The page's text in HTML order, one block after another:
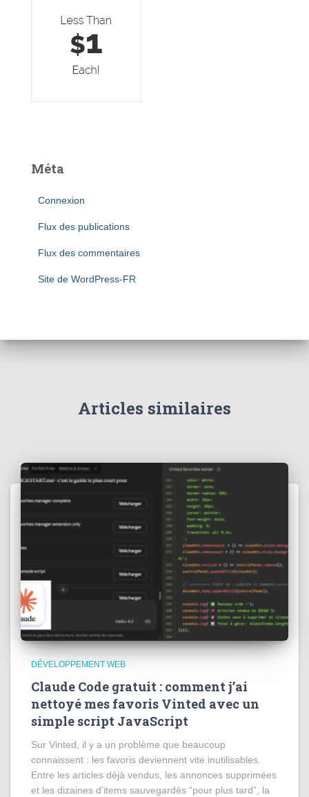
Méta
Connexion
Flux des publications
Flux des commentaires
Site de WordPress-FR
Articles similaires
DÉVELOPPEMENT WEB
Claude Code gratuit : comment j’ai
nettoyé mes favoris Vinted avec un
simple script JavaScript
Sur Vinted, il y a un problème que beaucoup
connaissent : les favoris deviennent vite inutilisables.
Entre les articles déjà vendus, les annonces supprimées
et les dizaines d’items sauvegardés “pour plus tard”, la